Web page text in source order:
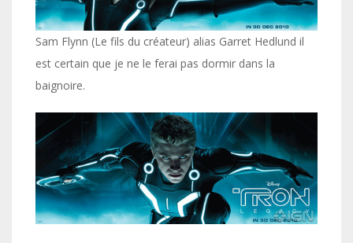
Sam Flynn (Le fils du créateur) alias Garret Hedlund il
est certain que je ne le ferai pas dormir dans la
baignoire.